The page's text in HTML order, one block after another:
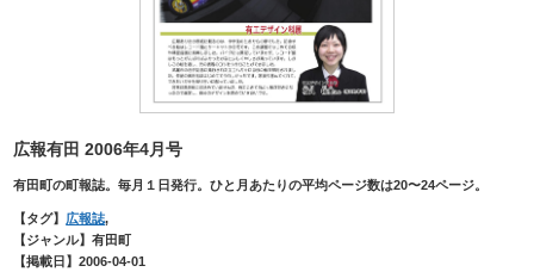
広報有田 2006年4月号
有田町の町報誌。毎月１日発行。ひと月あたりの平均ページ数は20〜24ページ。
【タグ】 広報誌,
【ジャンル】有田町
【掲載日】2006-04-01